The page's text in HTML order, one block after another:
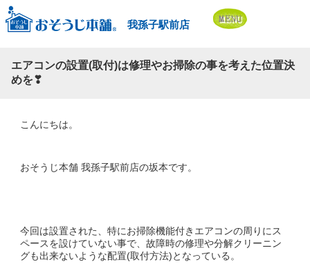
我孫子駅前店
エアコンの設置(取付)は修理やお掃除の事を考えた位置決
めを❣
こんにちは。
おそうじ本舗 我孫子駅前店の坂本です。
今回は設置された、特にお掃除機能付きエアコンの周りにス
ペースを設けていない事で、故障時の修理や分解クリーニン
グも出来ないような配置(取付方法)となっている。